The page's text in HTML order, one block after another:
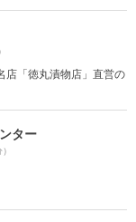
店「徳丸漬物店」直営の
ター